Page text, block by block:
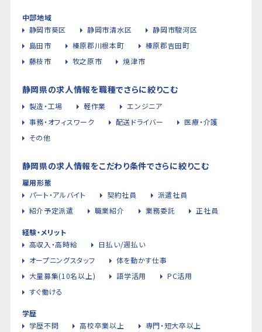
中部地域
静岡市葵区
静岡市清水区
静岡市駿河区
島田市
榛原郡川根本町
榛原郡吉田町
藤枝市
牧之原市 焼津市
静岡県の求人情報を職種でさらに絞りこむ
製造・工場 軽作業
エンジニア
事務・オフィスワーク
配送ドライバー
医療・介護
その他
静岡県の求人情報をこだわり条件でさらに絞りこむ
雇用形態
パート・アルバイト
契約社員
派遣社員
紹介予定派遣
職業紹介 業務委託 正社員
経験・メリット
高収入・高時給
日払い/週払い
オープニングスタッフ
体を動かす仕事
大量募集(10名以上)
語学活用
PC活用
すぐ働ける
学歴
学歴不問
高校卒業以上 専門・短大卒以上